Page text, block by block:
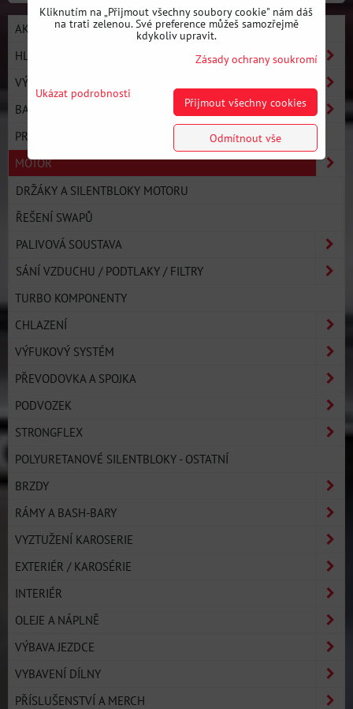
AKCE / NOVÉ PRODUKTY
HLEDAT PODLE AUTA
VÝROBCI
BASIC LINE - ZAČNI DRIFTOVAT
PRO LINE - ULTIMATE PERFORMANCE
MOTOR
DRŽÁKY A SILENTBLOKY MOTORU
ŘEŠENÍ SWAPŮ
PALIVOVÁ SOUSTAVA
SÁNÍ VZDUCHU / PODTLAKY / FILTRY
TURBO KOMPONENTY
CHLAZENÍ
VÝFUKOVÝ SYSTÉM
PŘEVODOVKA A SPOJKA
PODVOZEK
STRONGFLEX
POLYURETANOVÉ SILENTBLOKY - OSTATNÍ
BRZDY
RÁMY A BASH-BARY
VYZTUŽENÍ KAROSERIE
EXTERIÉR / KAROSÉRIE
INTERIÉR
OLEJE A NÁPLNĚ
VÝBAVA JEZDCE
VYBAVENÍ DÍLNY
PŘÍSLUŠENSTVÍ A MERCH
Kliknutím na „Přijmout všechny soubory cookie" nám dáš
na trati zelenou. Své preference můžeš samozřejmě
kdykoliv upravit.
Zásady ochrany soukromí
Ukázat podrobnosti
Přijmout všechny cookies
Odmítnout vše